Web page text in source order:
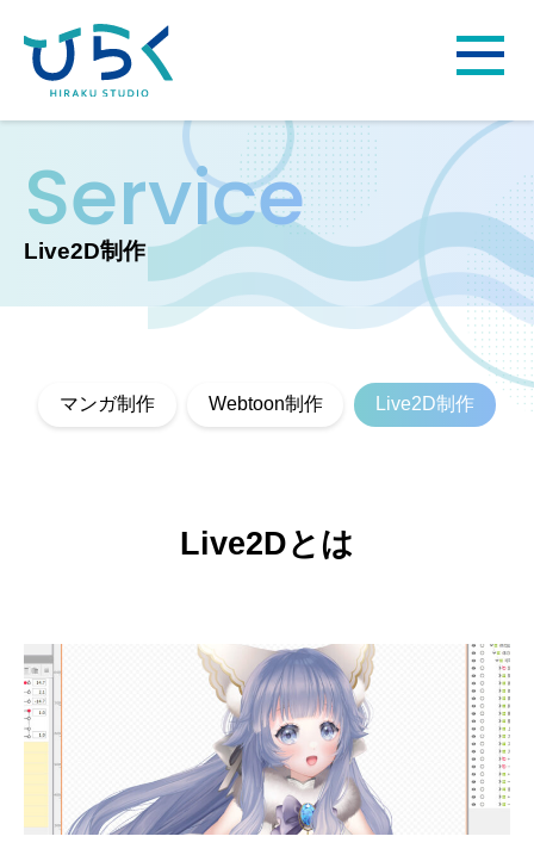
Service
Live2D制作
マンガ制作 Webtoon制作 Live2D制作
Live2Dとは